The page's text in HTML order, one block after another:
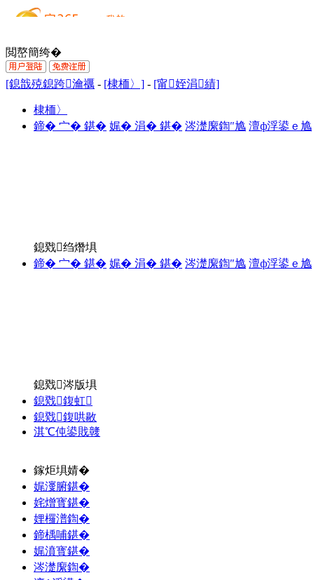
閲嶅簡绔�
[鎴戠殑鎴跨瀹禲 - [棣栭〉] - [甯姪涓績]
棣栭〉
鍗� 宀� 鍖� 娓� 涓� 鍖� 涔濋緳鍧″尯 澶ф浮鍙ｅ尯
鎴戣绉熸埧
鍗� 宀� 鍖� 娓� 涓� 鍖� 涔濋緳鍧″尯 澶ф浮鍙ｅ尯
鎴戣涔版埧
鎴戣鍑虹
鎴戣鍑哄敭
淇℃伅鍙戝竷
鎵炬埧婧�
娓濅腑鍖�
姹熷寳鍖�
娌欏潽鍧�
鍗楀哺鍖�
娓濆寳鍖�
涔濋緳鍧�